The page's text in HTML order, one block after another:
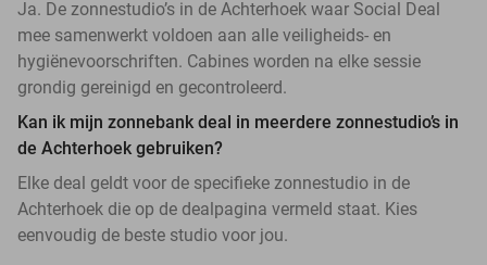
Ja. De zonnestudio’s in de Achterhoek waar Social Deal
mee samenwerkt voldoen aan alle veiligheids- en
hygiënevoorschriften. Cabines worden na elke sessie
grondig gereinigd en gecontroleerd.
Kan ik mijn zonnebank deal in meerdere zonnestudio’s in
de Achterhoek gebruiken?
Elke deal geldt voor de specifieke zonnestudio in de
Achterhoek die op de dealpagina vermeld staat. Kies
eenvoudig de beste studio voor jou.